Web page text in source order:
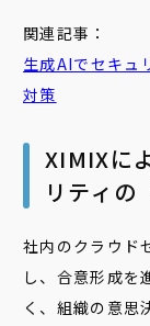
関連記事：
生成AIでセキュ
対策
XIMIXに
リティの
社内のクラウド
し、合意形成を
く、組織の意思